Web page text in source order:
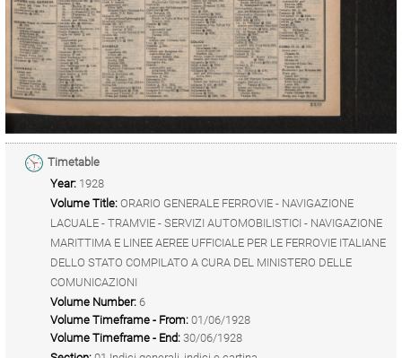
Timetable
Year: 1928
Volume Title: ORARIO GENERALE FERROVIE - NAVIGAZIONE
LACUALE - TRAMVIE - SERVIZI AUTOMOBILISTICI - NAVIGAZIONE
MARITTIMA E LINEE AEREE UFFICIALE PER LE FERROVIE ITALIANE
DELLO STATO COMPILATO A CURA DEL MINISTERO DELLE
COMUNICAZIONI
Volume Number: 6
Volume Timeframe - From: 01/06/1928
Volume Timeframe - End: 30/06/1928